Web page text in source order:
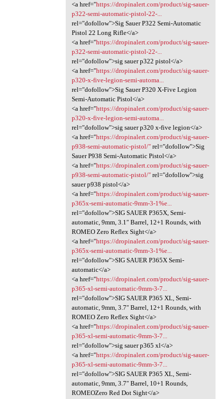
<a href="https://dropinalert.com/product/sig-sauer-
p322-semi-automatic-pistol-22-...
rel="dofollow">Sig Sauer P322 Semi-Automatic
Pistol 22 Long Rifle</a>
<a href="https://dropinalert.com/product/sig-sauer-
p322-semi-automatic-pistol-22-...
rel="dofollow">sig sauer p322 pistol</a>
<a href="https://dropinalert.com/product/sig-sauer-
p320-x-five-legion-semi-automa...
rel="dofollow">Sig Sauer P320 X-Five Legion
Semi-Automatic Pistol</a>
<a href="https://dropinalert.com/product/sig-sauer-
p320-x-five-legion-semi-automa...
rel="dofollow">sig sauer p320 x-five legion</a>
<a href="https://dropinalert.com/product/sig-sauer-
p938-semi-automatic-pistol/"rel="dofollow">Sig
Sauer P938 Semi-Automatic Pistol</a>
<a href="https://dropinalert.com/product/sig-sauer-
p938-semi-automatic-pistol/"rel="dofollow">sig
sauer p938 pistol</a>
<a href="https://dropinalert.com/product/sig-sauer-
p365x-semi-automatic-9mm-3-1%e...
rel="dofollow">SIG SAUER P365X, Semi-
automatic, 9mm, 3.1″ Barrel, 12+1 Rounds, with
ROMEO Zero Reflex Sight</a>
<a href="https://dropinalert.com/product/sig-sauer-
p365x-semi-automatic-9mm-3-1%e...
rel="dofollow">SIG SAUER P365X Semi-
automatic</a>
<a href="https://dropinalert.com/product/sig-sauer-
p365-xl-semi-automatic-9mm-3-7...
rel="dofollow">SIG SAUER P365 XL, Semi-
automatic, 9mm, 3.7″ Barrel, 12+1 Rounds, with
ROMEO Zero Reflex Sight</a>
<a href="https://dropinalert.com/product/sig-sauer-
p365-xl-semi-automatic-9mm-3-7...
rel="dofollow">sig sauer p365 xl</a>
<a href="https://dropinalert.com/product/sig-sauer-
p365-xl-semi-automatic-9mm-3-7...
rel="dofollow">SIG SAUER P365 XL, Semi-
automatic, 9mm, 3.7″ Barrel, 10+1 Rounds,
ROMEOZero Red Dot Sight</a>